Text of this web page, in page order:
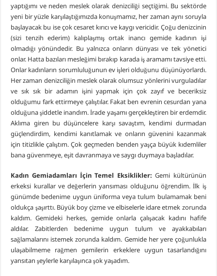
yaptığımı ve neden meslek olarak denizciliği seçtiğimi. Bu sektörde
yeni bir yüzle karşılaştığımızda konuşmamız, her zaman aynı soruyla
başlayacak bu ise çok cesaret kırıcı ve kaygı vericidir. Çoğu denizcinin
(sizi tenzih ederim) kalıplaşmış ortak inancı gemide kadının işi
olmadığı yönündedir. Bu yalnızca onların dünyası ve tek yönetici
onlar. Hatta bazıları mesleğimi bırakıp karada iş aramamı tavsiye etti.
Onlar kadınların sorumluluğunun ev işleri olduğunu düşünüyorlardı.
Her zaman denizciliğin meslek olarak olumsuz yönlerini vurguladılar
ve sık sık bir adamın işini yapmak için çok zayıf ve beceriksiz
olduğumu fark ettirmeye çalıştılar. Fakat ben evrenin cesurdan yana
olduğuna şiddetle inandım. İrade yaşamı gerçekleştiren bir erdemdir.
Aklıma giren bu düşüncelere karşı savaştım, kendimi durmadan
güçlendirdim, kendimi kanıtlamak ve onların güvenini kazanmak
için titizlikle çalıştım. Çok geçmeden benden yaşça büyük kıdemliler
bana güvenmeye, eşit davranmaya ve saygı duymaya başladılar.
Kadın Gemiadamları İçin Temel Eksiklikler: Gemi kültürünün
erkeksi kurallar ve değerlerin yansıması olduğunu öğrendim. İlk iş
günümde bedenime uygun üniforma veya tulum bulamamak beni
oldukça şaşırttı. Büyük boy çizme ve elbiselerle idare etmek zorunda
kaldım. Gemideki herkes, gemide onlarla çalışacak kadını hafife
aldılar. Zabitlerden bedenime uygun tulum ve ayakkabıları
sağlamalarını istemek zorunda kaldım. Gemide her yere çoğunlukla
ulaşabilmeme rağmen gemilerin erkeklere uygun tasarlandığını
yansıtan şeylerle karşılaşınca şok yaşadım.